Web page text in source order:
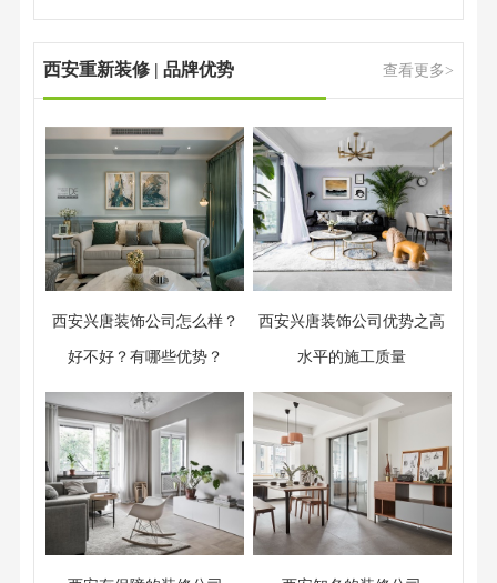
西安重新装修 | 品牌优势 查看更多>
西安兴唐装饰公司怎么样？
好不好？有哪些优势？
西安兴唐装饰公司优势之高
水平的施工质量